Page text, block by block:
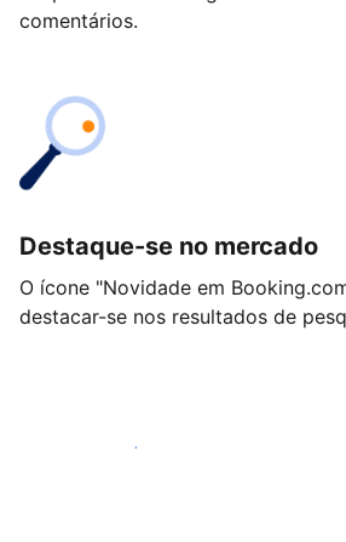
comentários.
Destaque-se no mercado
O ícone "Novidade em
destacar-se nos resultados de
Comece hoje mesmo